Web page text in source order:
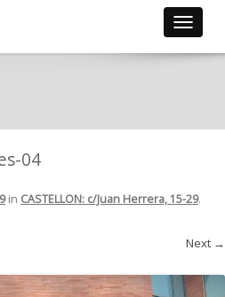
Toggle
04
in CASTELLON: c/Juan Herrera, 15-29.
Next →